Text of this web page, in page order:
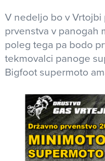
V nedeljo bo v
prvenstva v panogah
poleg tega pa bodo
tekmovalci panoge
Bigfoot supermoto